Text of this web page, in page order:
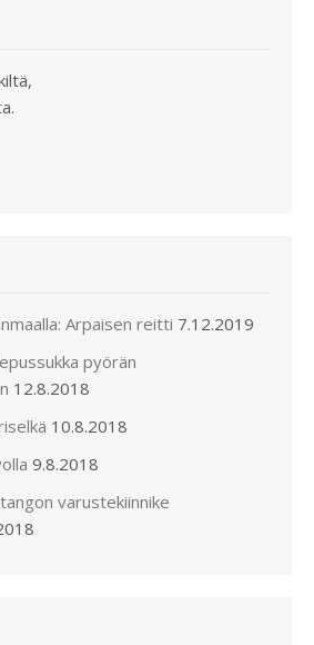
Arpaisen reitti 7.12.2019
pyörän
12.8.2018
10.8.2018
9.8.2018
varustekiinnike